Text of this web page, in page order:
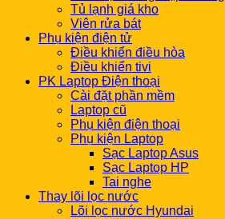
Tủ lạnh giá kho
Viên rửa bát
Phụ kiện điện tử
Điều khiển điều hòa
Điều khiển tivi
PK Laptop Điện thoại
Cài đặt phần mềm
Laptop cũ
Phụ kiện điện thoại
Phụ kiện Laptop
Sạc Laptop Asus
Sạc Laptop HP
Tai nghe
Thay lõi lọc nước
Lõi lọc nước Hyundai